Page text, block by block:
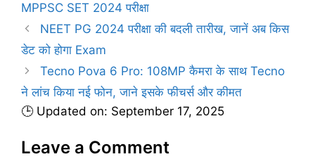
e
g
o
r
i
e
s
s
MPPSC SET 2024 परीक्षा
NEET PG 2024 परीक्षा की बदली तारीख, जानें अब किस
डेट को होगा Exam
Tecno Pova 6 Pro: 108MP कैमरा के साथ Tecno
ने लांच किया नई फोन, जाने इसके फीचर्स और कीमत
🕒 Updated on: September 17, 2025
Leave a Comment